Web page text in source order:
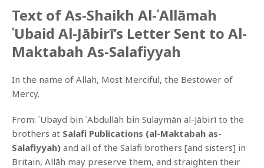
Text of As-Shaikh Al-ʿAllāmah
ʿUbaid Al-Jābirī’s Letter Sent to Al-
Maktabah As-Salafiyyah
In the name of Allah, Most Merciful, the Bestower of
Mercy.
From: ʿUbayd bin ʿAbdullāh bin Sulaymān al-Jābirī to the
brothers at Salafi Publications (al-Maktabah as-
Salafiyyah) and all of the Salafi brothers [and sisters] in
Britain, Allāh may preserve them, and straighten their